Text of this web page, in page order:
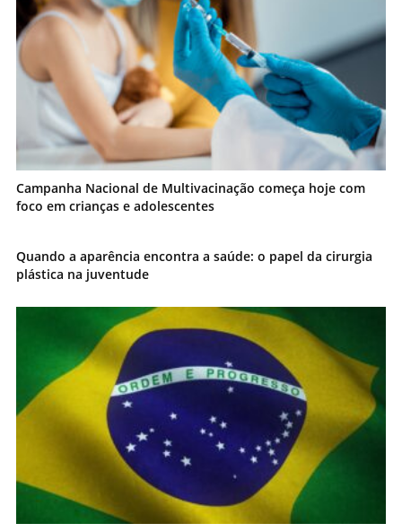
Campanha Nacional de Multivacinação começa hoje com
foco em crianças e adolescentes
Quando a aparência encontra a saúde: o papel da cirurgia
plástica na juventude